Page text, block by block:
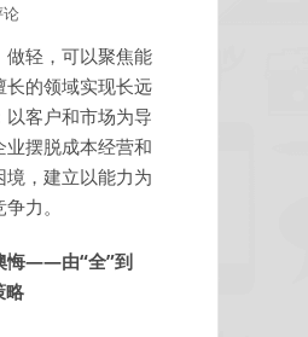
论
做轻，可以聚焦能
长的领域实现长远
以客户和市场为导
业摆脱成本经营和
境，建立以能力为
力。
悔——由“全”到
略